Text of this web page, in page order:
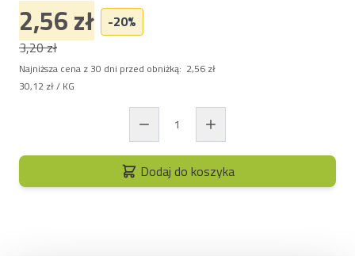
2,56 zł
-20%
3,20 zł
Najniższa cena z 30 dni przed obniżką: 2,56 zł
30,12 zł/ KG
Dodaj do koszyka